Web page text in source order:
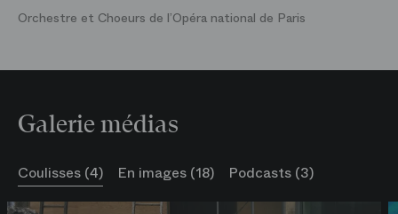
Orchestre et Choeurs de l’Opéra national de Paris
Galerie médias
Coulisses (4) En images (18) Podcasts (3)